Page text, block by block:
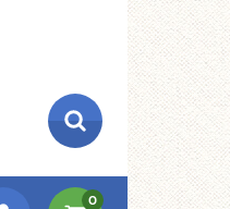
ZOEKEN
0